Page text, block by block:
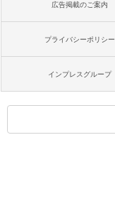
広告掲載のご案内
プライバシーポリシー
インプレスグループ